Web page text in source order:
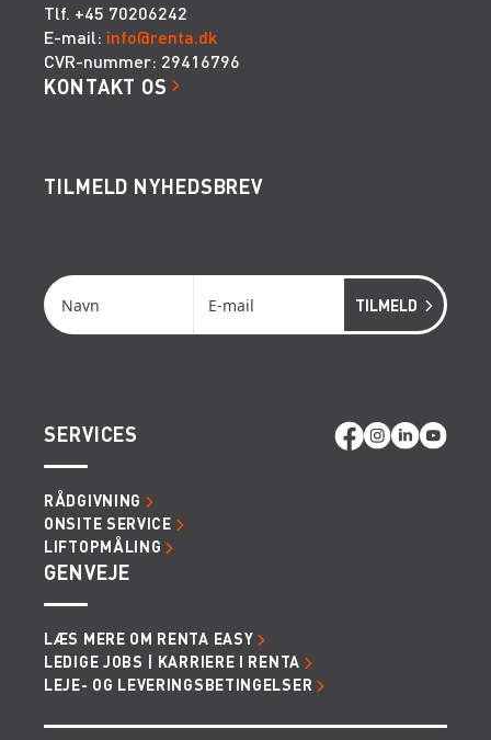
Tlf. +45 70206242
E-mail: info@renta.dk
CVR-nummer: 29416796
KONTAKT OS
TILMELD NYHEDSBREV
SERVICES
RÅDGIVNING
ONSITE SERVICE
LIFTOPMÅLING
GENVEJE
LÆS MERE OM RENTA EASY
LEDIGE JOBS | KARRIERE I RENTA
LEJE- OG LEVERINGSBETINGELSER